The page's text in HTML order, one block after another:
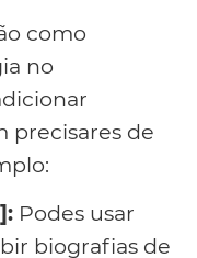
como
no
precisares de
Podes usar
biografias de